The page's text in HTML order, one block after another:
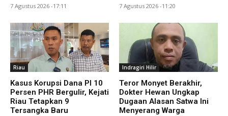
7 Agustus 2026 -17:11 7 Agustus 2026 -11:20
Riau
Kasus Korupsi Dana PI 10
Persen PHR Bergulir, Kejati
Riau Tetapkan 9
Tersangka Baru
Indragiri Hilir
Teror Monyet Berakhir,
Dokter Hewan Ungkap
Dugaan Alasan Satwa Ini
Menyerang Warga